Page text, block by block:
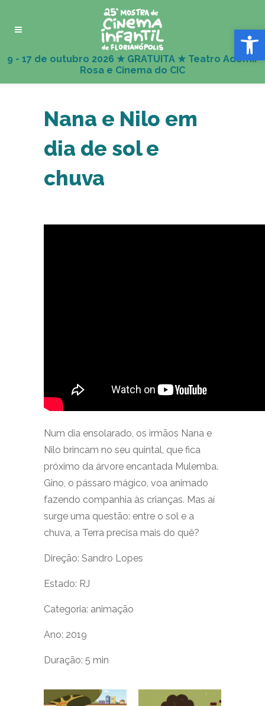
Abrir
Nana e Nilo em
dia de sol e
chuva
Num dia ensolarado, os irmãos Nana e
Nilo brincam no seu quintal, que fica
próximo da árvore encantada Mulemba.
Gino, o pássaro mágico, voa animado
fazendo companhia às crianças. Mas aí
surge uma questão: entre o sol e a
chuva, a Terra precisa mais do quê?
Direção: Sandro Lopes
Estado: RJ
Categoria: animação
Ano: 2019
Duração: 5 min